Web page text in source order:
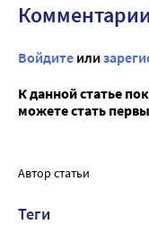
Комментарии
Войдите или
К данной статье
можете стать
Автор статьи
Теги